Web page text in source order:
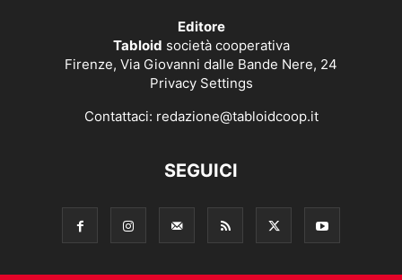
Editore
Tabloid società cooperativa
Firenze, Via Giovanni dalle Bande Nere, 24
Privacy Settings
Contattaci: redazione@tabloidcoop.it
SEGUICI